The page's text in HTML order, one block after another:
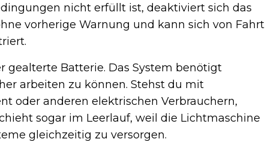
nicht erfüllt ist, deaktiviert sich das
vorherige Warnung und kann sich von Fahrt
gealterte Batterie. Das System benötigt
arbeiten zu können. Stehst du mit
oder anderen elektrischen Verbrauchern,
sogar im Leerlauf, weil die Lichtmaschine
gleichzeitig zu versorgen.